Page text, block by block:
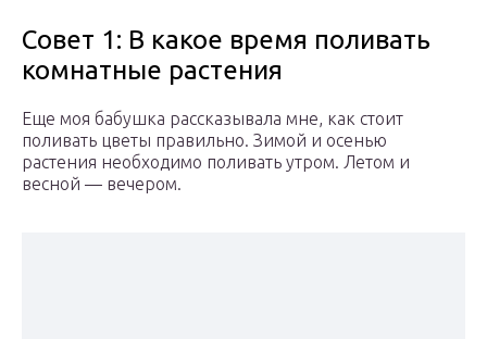
Совет 1: В какое время поливать
комнатные растения
Еще моя бабушка рассказывала мне, как стоит
поливать цветы правильно. Зимой и осенью
растения необходимо поливать утром. Летом и
весной — вечером.